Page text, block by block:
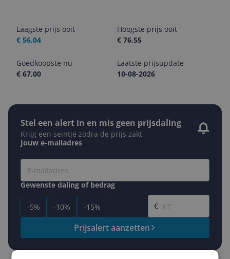
Laagste prijs ooit
€ 56,04
Hoogste prijs ooit
€ 76,55
Goedkoopste nu
€ 67,00
Laatste prijsupdate
10-08-2026
Stel een alert in en mis geen prijsdaling
Krijg een seintje zodra de prijs zakt
Jouw e-mailadres
Gewenste daling of bedrag
-5% -10% -15%
Gewenste prijs
€
Prijsalert aanzetten